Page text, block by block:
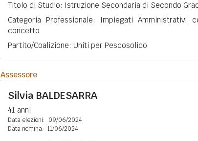
Titolo di Studio: Istruzione Secondaria di Secondo
Categoria Professionale: Impiegati Amministrativi
concetto
Partito/Coalizione: Uniti per Pescosolido
Assessore
Silvia BALDESARRA
41 anni
Data elezioni:
09/06/2024
Data nomina: 11/06/2024